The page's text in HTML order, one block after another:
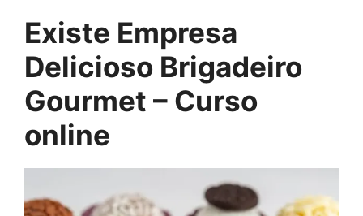
Existe Empresa
Delicioso Brigadeiro
Gourmet – Curso
online